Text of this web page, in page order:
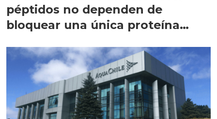
péptidos no dependen de
bloquear una única proteína